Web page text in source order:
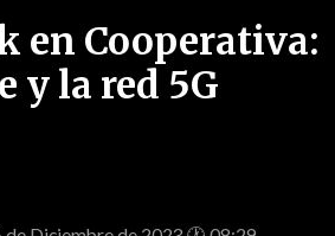
en Cooperativa:
y la red 5G